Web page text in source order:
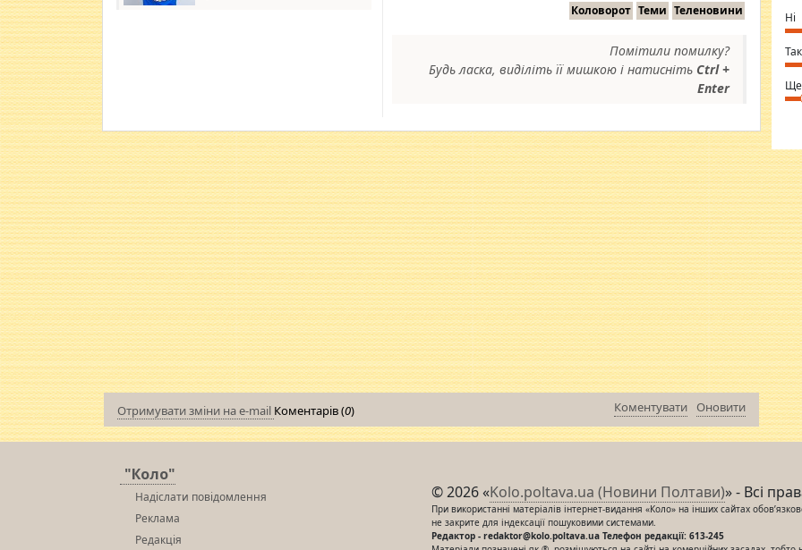
Коловорот Теми Теленовини
Помітили помилку?
Будь ласка, виділіть її мишкою і натисніть Ctrl +
Enter
Отримувати зміни на e-mail Коментарів (0) Оновити
Коментувати
⇒
Ні
Так
Ще
"Коло"
Надіслати повідомлення
Реклама
Редакція
© 2026 «Kolo.poltava.ua (Новини Полтави)» - Всі
При використанні матеріалів інтернет-видання «Коло» на інших сайтах
не закрите для індексації пошуковими системами.
Редактор - redaktor@kolo.poltava.ua Телефон редакції: 613-245